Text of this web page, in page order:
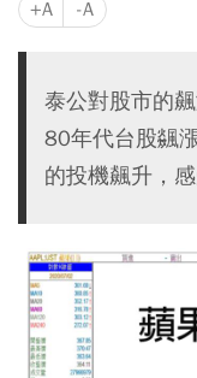
+A -A
泰公對股市的
80年代台股飊
的投機飆升，